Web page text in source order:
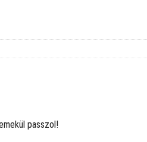
passzol!